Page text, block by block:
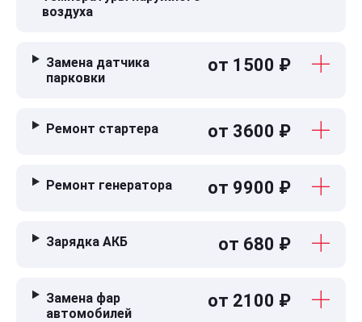
воздуха
Замена датчика
парковки
от 1500 ₽
Ремонт стартера от 3600 ₽
Ремонт генератора от 9900 ₽
Зарядка АКБ от 680 ₽
Замена фар
автомобилей
от 2100 ₽